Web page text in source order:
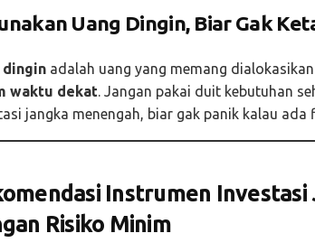
Uang Dingin, Biar Gak
dingin adalah uang yang memang
waktu dekat. Jangan pakai duit kebutuhan
jangka menengah, biar gak panik kalau ada
Instrumen
Risiko Minim